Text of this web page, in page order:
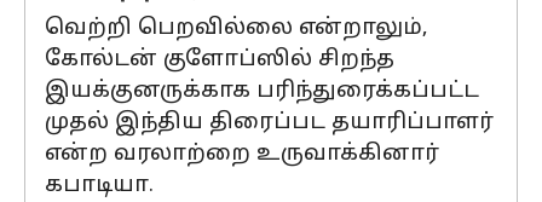
வெற்றி பெறவில்லை என்றாலும்,
கோல்டன் குளோப்ஸில் சிறந்த
இயக்குனருக்காக பரிந்துரைக்கப்பட்ட
முதல் இந்திய திரைப்பட தயாரிப்பாளர்
என்ற வரலாற்றை உருவாக்கினார்
கபாடியா.